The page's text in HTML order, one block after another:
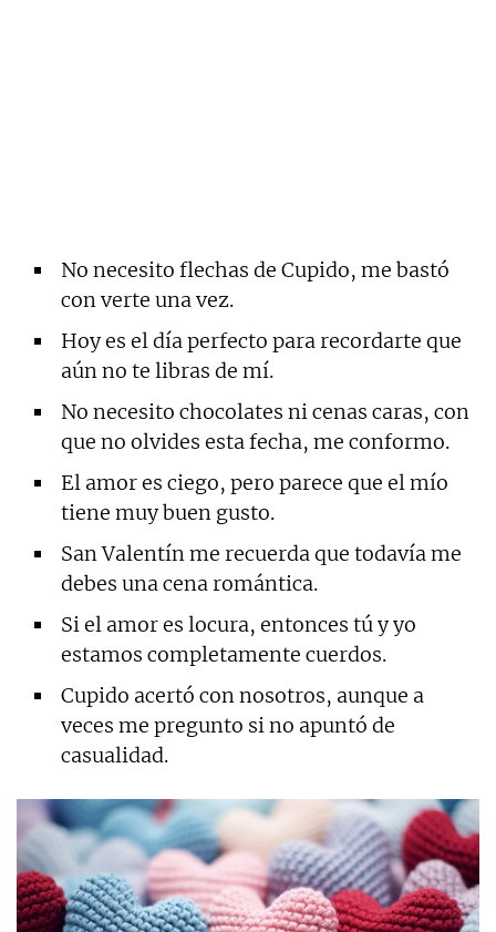
No necesito flechas de Cupido, me bastó
con verte una vez.
Hoy es el día perfecto para recordarte que
aún no te libras de mí.
No necesito chocolates ni cenas caras, con
que no olvides esta fecha, me conformo.
El amor es ciego, pero parece que el mío
tiene muy buen gusto.
San Valentín me recuerda que todavía me
debes una cena romántica.
Si el amor es locura, entonces tú y yo
estamos completamente cuerdos.
Cupido acertó con nosotros, aunque a
veces me pregunto si no apuntó de
casualidad.